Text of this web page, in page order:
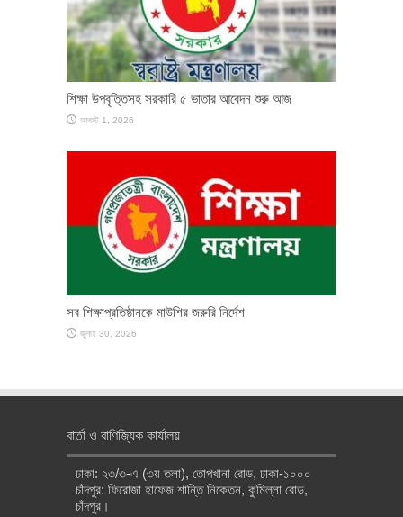
শিক্ষা উপবৃত্তিসহ সরকারি ৫ ভাতার আবেদন শুরু আজ
আগস্ট 1, 2026
সব শিক্ষাপ্রতিষ্ঠানকে মাউশির জরুরি নির্দেশ
জুলাই 30, 2026
বার্তা ও বাণিজ্যিক কার্যালয়
ঢাকা: ২৩/৩-এ (৩য় তলা), তোপখানা রোড, ঢাকা-১০০০
চাঁদপুর: ফিরোজা হাফেজ শান্তি নিকেতন, কুমিল্লা রোড,
চাঁদপুর।